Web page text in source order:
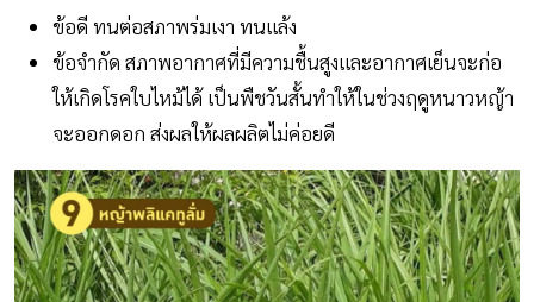
ข้อดี ทนต่อสภาพร่มเงา ทนแล้ง
ข้อจำกัด สภาพอากาศที่มีความชื้นสูงและอากาศเย็นจะก่อ
ให้เกิดโรคใบไหม้ได้ เป็นพืชวันสั้นทำให้ในช่วงฤดูหนาวหญ้า
จะออกดอก ส่งผลให้ผลผลิตไม่ค่อยดี